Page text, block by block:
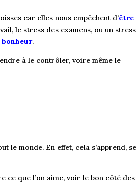
car elles nous empêchent d’être
le stress des examens, ou un stress
bonheur.
à le contrôler, voire même le
le monde. En effet, cela s’apprend, se
ce que l’on aime, voir le bon côté des